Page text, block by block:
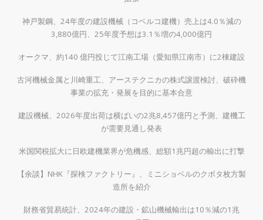
神戸製鋼、24年度の建設機械（コベルコ建機）売上は4.0％減の
3,880億円、25年度予想は3.1％増の4,000億円
オークマ、約140 億円投じて江南工場（愛知県江南市）に2棟建設
古河機械金属と川崎重工、アーステクニカの株式譲渡検討、破砕機
事業の拡充・発展を目的に基本合意
建設機械、2026年度出荷は横ばいの2兆8,457億円と予測、建機工
が需要見通し発表
米国関税拡大に日欧建機業界が危機感、総額1兆円超の輸出に打撃
【余談】NHK『探検ファクトリー』、ミニショベルのクボタ枚方製
造所を紹介
財務省貿易統計、2024年の建設・鉱山機械輸出は10％減の1兆